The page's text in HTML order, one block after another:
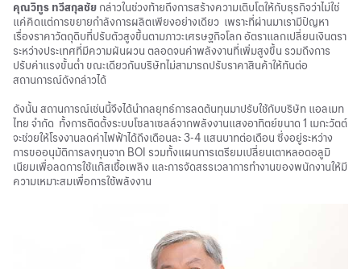
คุณวิทูร ทวีสกุลชัย กล่าวในช่วงท้ายถึงการสร้างความเติบโตให้กับธุรกิจว่าไม่ใช่
แค่คิดแต่การขยายกำลังการผลิตเพียงอย่างเดียว เพราะที่ผ่านมาเรามีปัญหา
เรื่องราคาวัตถุดิบที่ปรับตัวสูงขึ้นตามภาวะเศรษฐกิจโลก อัตราแลกเปลี่ยนเงินตรา
ระหว่างประเทศที่มีความผันผวน ตลอดจนค่าพลังงานที่เพิ่มสูงขึ้น รวมถึงการ
ปรับค่าแรงขั้นต่ำ ขณะเดียวกันบริษัทไม่สามารถปรับราคาสินค้าให้ทันต่อ
สถานการณ์ดังกล่าวได้
ดังนั้น สถานการณ์เช่นนี้จึงได้นำกลยุทธ์การลดต้นทุนมาปรับใช้กับบริษัท แอลเมท
ไทย จำกัด ทั้งการติดตั้งระบบโซลาเซลล์จากพลังงานแสงอาทิตย์ขนาด 1 เมกะวัตต์
จะช่วยให้โรงงานลดค่าไฟฟ้าได้ถึงเดือนละ 3-4 แสนบาทต่อเดือน ซึ่งอยู่ระหว่าง
การขออนุมัติการลงทุนจาก BOI รวมทั้งแผนการเตรียมเปลี่ยนเตาหลอดอลูมิ
เนียมเพื่อลดการใช้แก๊สเชื้อเพลิง และการจัดสรรเวลาการทำงานของพนักงานให้มี
ความเหมาะสมเพื่อการใช้พลังงาน